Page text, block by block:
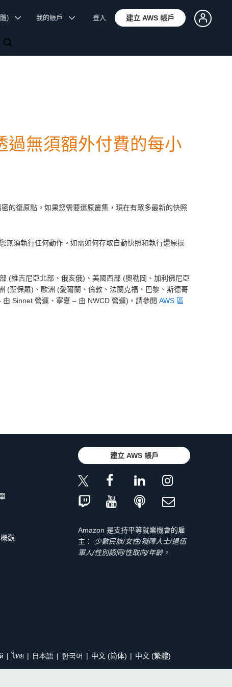
體) 我的帳戶 登入 建立 AWS 帳戶
過無須額外付費的每小
的復原點。如果您需要還原叢集，現在有眾多最新的快照
無須執行任何動作。如需如何存取自動快照和執行還原操
(維吉尼亞北部、俄亥俄)、美國西部 (奧勒岡、加利佛尼亞
(聖保羅)、歐洲 (愛爾蘭、倫敦、法蘭克福、巴黎、斯德哥
Sinnet 營運、寧夏 – 由 NWCD 營運)。請參閱 AWS 區
觀
建立 AWS 帳戶
Amazon 是支持平等就業機會的雇
主：
少數民族/女性/殘障人士/退伍
軍人/性別認同/性取向/年齡。
ไทย 日本語 한국어 中文 (简体) 中文 (繁體)